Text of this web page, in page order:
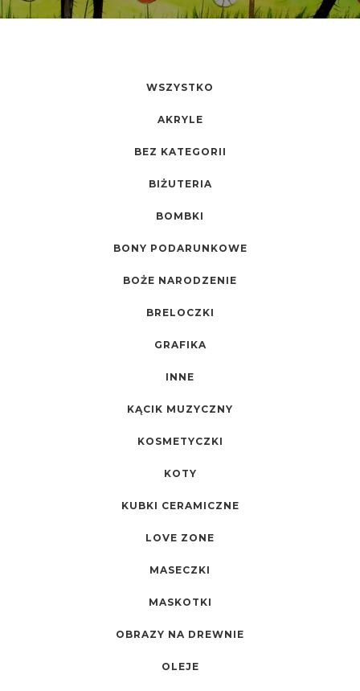
WSZYSTKO
AKRYLE
BEZ KATEGORII
BIŻUTERIA
BOMBKI
BONY PODARUNKOWE
BOŻE NARODZENIE
BRELOCZKI
GRAFIKA
INNE
KĄCIK MUZYCZNY
KOSMETYCZKI
KOTY
KUBKI CERAMICZNE
LOVE ZONE
MASECZKI
MASKOTKI
OBRAZY NA DREWNIE
OLEJE